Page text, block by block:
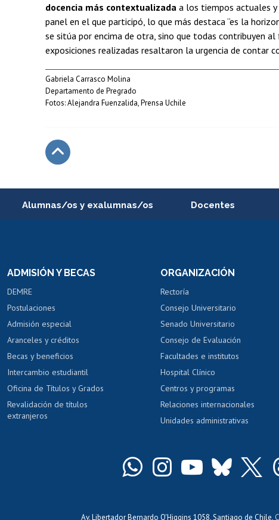
docencia más contextualizada a los tiempos actuales
panel en el que participó, lo que más destaca “es la
se sitúa por encima de otra, sino que todas contribuyen
exposiciones realizadas resaltaron la urgencia de contar
Gabriela Carrasco Molina
Departamento de Pregrado
Fotos: Alejandra Fuenzalida, Prensa Uchile
Alumnas/os y exalumnas/os
Consulta y certificado de notas
Servicio médico y dental
Pago de arancel y crédito alumnos
Pago de arancel y crédito exalumnos
Certificado de títulos y grados
Docentes
Perfeccionamiento
Evaluación docente
Calificación académica
Postulación al AUCAI
ADMISIÓN Y BECAS
DEMRE
Postulaciones
Admisión especial
Aranceles y créditos
Becas y beneficios
Intercambio estudiantil
Oficina de Títulos y Grados
Revalidación de títulos
extranjeros
ORGANIZACIÓN
Rectoría
Consejo Universitario
Senado Universitario
Consejo de Evaluación
Facultades e institutos
Hospital Clínico
Centros y programas
Relaciones internacionales
Unidades administrativas
Av. Libertador Bernardo O'Higgins 1058, Santiago de Chile,